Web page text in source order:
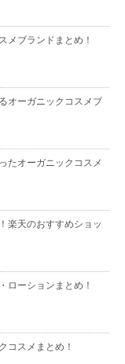
メブランドまとめ！
オーガニックコスメブ
たオーガニックコスメ
楽天のおすすめショッ
ローションまとめ！
コスメまとめ！